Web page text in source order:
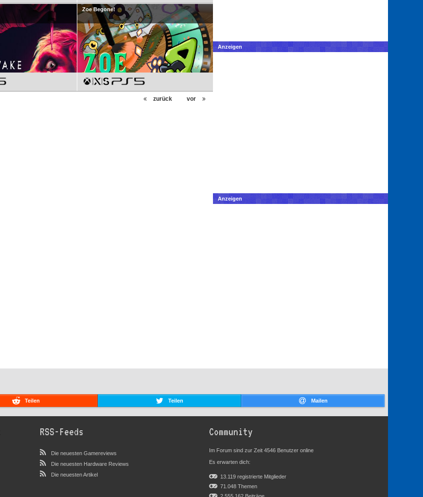
Zoe Begone!
vor
zurück
Anzeigen
Anzeigen
Teilen Teilen Mailen
RSS-Feeds
Die neuesten Gamereviews
Die neuesten Hardware Reviews
Die neuesten Artikel
Community
Im Forum sind zur Zeit 4546 Benutzer online
Es erwarten dich:
13.119 registrierte Mitglieder
71.048 Themen